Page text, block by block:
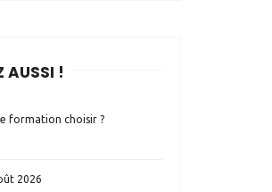
AUSSI !
formation choisir ?
2026